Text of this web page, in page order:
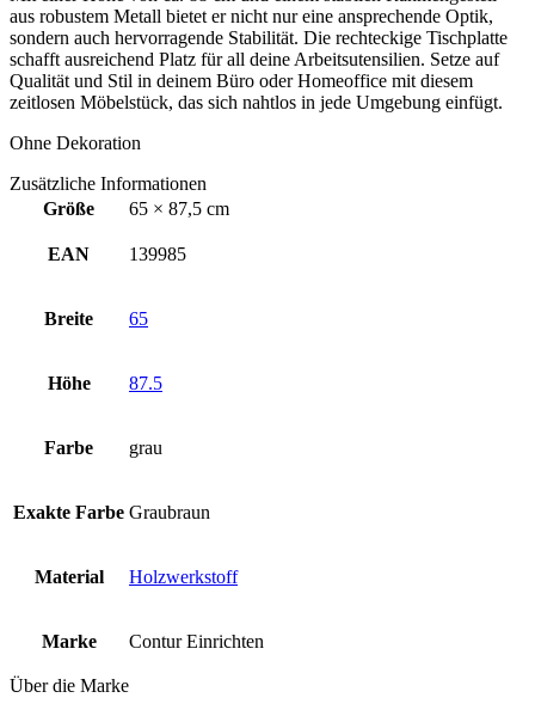
aus robustem Metall bietet er nicht nur eine ansprechende Optik,
sondern auch hervorragende Stabilität. Die rechteckige Tischplatte
schafft ausreichend Platz für all deine Arbeitsutensilien. Setze auf
Qualität und Stil in deinem Büro oder Homeoffice mit diesem
zeitlosen Möbelstück, das sich nahtlos in jede Umgebung einfügt.
Ohne Dekoration
Zusätzliche Informationen
Größe
65 × 87,5 cm
EAN 139985
Breite 65
Höhe 87.5
Farbe grau
Exakte Farbe Graubraun
Material Holzwerkstoff
Marke Contur Einrichten
Über die Marke